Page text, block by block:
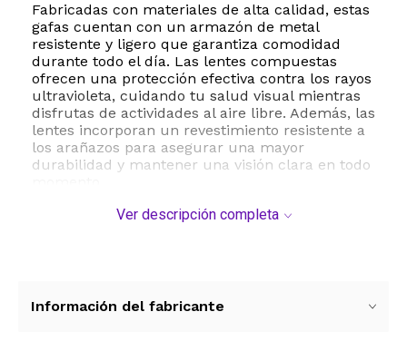
Fabricadas con materiales de alta calidad, estas
gafas cuentan con un armazón de metal
resistente y ligero que garantiza comodidad
durante todo el día. Las lentes compuestas
ofrecen una protección efectiva contra los rayos
ultravioleta, cuidando tu salud visual mientras
disfrutas de actividades al aire libre. Además, las
lentes incorporan un revestimiento resistente a
los arañazos para asegurar una mayor
durabilidad y mantener una visión clara en todo
Con un ajuste estándar muy cómodo, las gafas
registrando un peso total de apenas 70 gramos.
Ver descripción completa
Información del fabricante